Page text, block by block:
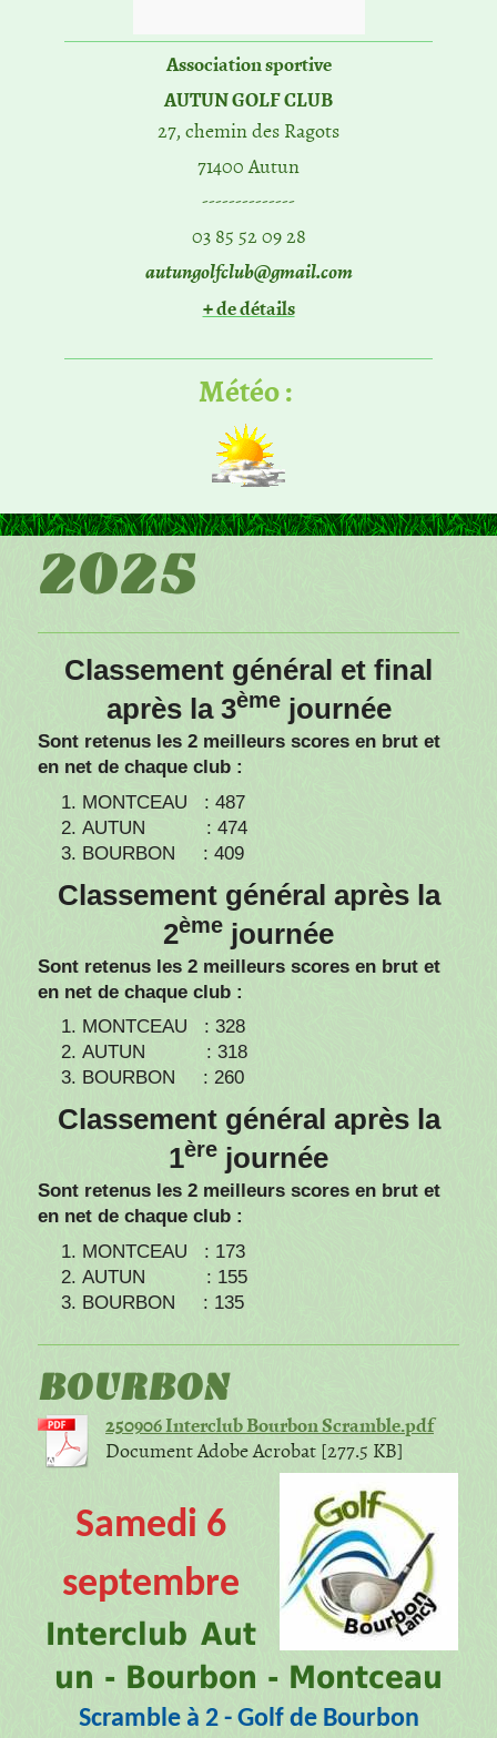
Association sportive
AUTUN GOLF CLUB
27, chemin des Ragots
71400 Autun
--------------
03 85 52 09 28
autungolfclub@gmail.com
+ de détails
Météo :
2025
Classement général et final
après la 3èmejournée
Sont retenus les 2 meilleurs scores en brut et
en net de chaque club :
MONTCEAU : 487
AUTUN : 474
BOURBON : 409
Classement général après la
2ème journée
Sont retenus les 2 meilleurs scores en brut et
en net de chaque club :
MONTCEAU : 328
AUTUN : 318
BOURBON : 260
Classement général après la
1ère journée
Sont retenus les 2 meilleurs scores en brut et
en net de chaque club :
MONTCEAU : 173
AUTUN : 155
BOURBON : 135
BOURBON
250906 Interclub Bourbon Scramble.pdf
Document Adobe Acrobat [277.5 KB]
Samedi 6
septembre
Interclub Aut
un - Bourbon - Montceau
Scramble à 2 - Golf de Bourbon